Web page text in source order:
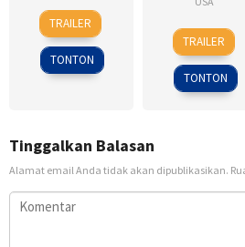
28
Jul
1995
Kevin
Reynolds
TRAILER
TONTON
5
Sep
2014
Ernie
TRAILER
TONTON
Tinggalkan Balasan
Alamat email Anda tidak akan dipublikasikan.